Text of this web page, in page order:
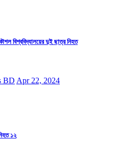
বিশ্ববিদ্যালয়ের দুই ছাত্র নিহত
BD Apr 22, 2024
১২